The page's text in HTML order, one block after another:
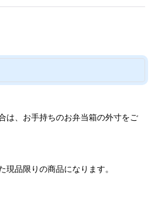
は、お手持ちのお弁当箱の外寸をご
品限りの商品になります。